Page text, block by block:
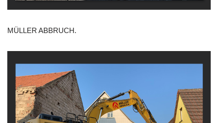
MÜLLER ABBRUCH.